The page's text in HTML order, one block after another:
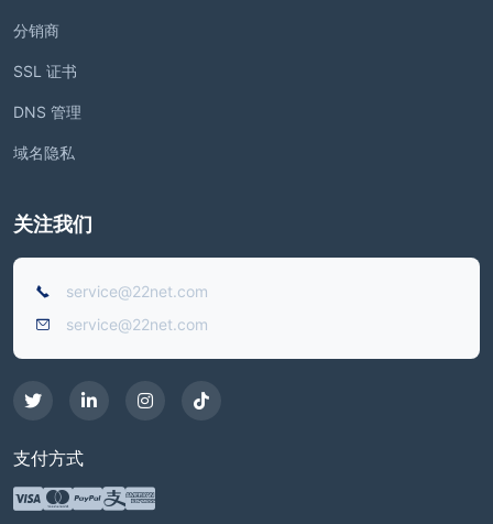
分销商
SSL 证书
DNS 管理
域名隐私
关注我们
service@22net.com
service@22net.com
支付方式